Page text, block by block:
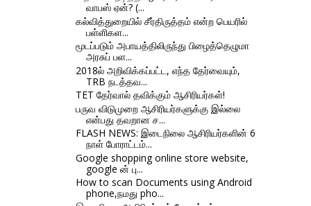
வாபஸ் ஏன்? (...
கல்வித்துறையில் சீர்திருத்தம் என்ற பெயரில்
பள்ளிகள...
மூடப்படும் அபாயத்திலிருந்து பிழைத்தெழுமா
அரசுப் பள...
2018ல் அறிவிக்கப்பட்ட, எந்த தேர்வையும்,
TRB நடத்தவ...
TET தேர்வால் தவிக்கும் ஆசிரியர்கள்!
பருவ விடுமுறை ஆசிரியர்களுக்கு இல்லை
என்பது தவறான ச...
FLASH NEWS: இடைநிலை ஆசிரியர்களின் 6
நாள் போராட்டம்...
Google shopping online store website,
google ன் பு...
How to scan Documents using Android
phone,நமது pho...